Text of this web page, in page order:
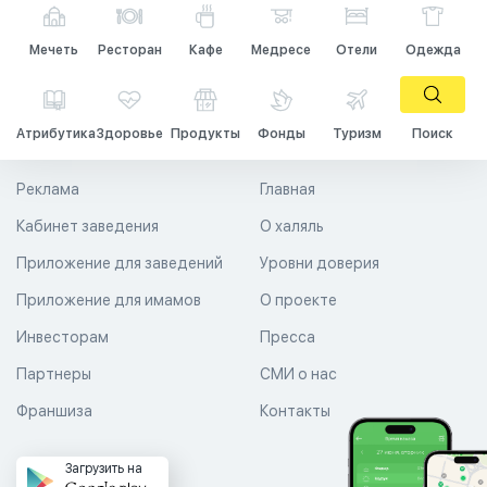
Мечеть Ресторан Кафе Медресе Отели Одежда
АтрибутикаЗдоровье Продукты Фонды Туризм Поиск
Главная
О халяль
Уровни доверия
Реклама
Кабинет заведения
Приложение для заведений
Приложение для имамов О проекте
Пресса
СМИ о нас
Контакты
Инвесторам
Партнеры
Франшиза
Загрузить на